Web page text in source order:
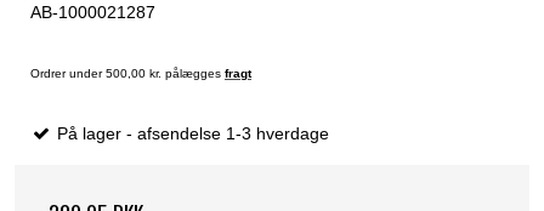
AB-1000021287
Ordrer under 500,00 kr. pålægges fragt
På lager - afsendelse 1-3 hverdage